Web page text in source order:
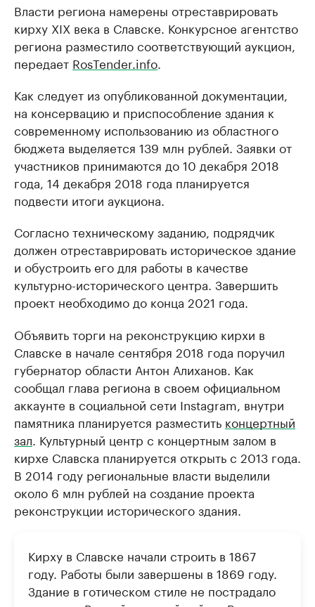
Власти региона намерены отреставрировать
кирху XIX века в Славске. Конкурсное агентство
региона разместило соответствующий аукцион,
передает RosTender.info.
Как следует из опубликованной документации,
на консервацию и приспособление здания к
современному использованию из областного
бюджета выделяется 139 млн рублей. Заявки от
участников принимаются до 10 декабря 2018
года, 14 декабря 2018 года планируется
подвести итоги аукциона.
Согласно техническому заданию, подрядчик
должен отреставрировать историческое здание
и обустроить его для работы в качестве
культурно-исторического центра. Завершить
проект необходимо до конца 2021 года.
Объявить торги на реконструкцию кирхи в
Славске в начале сентября 2018 года поручил
губернатор области Антон Алиханов. Как
сообщал глава региона в своем официальном
аккаунте в социальной сети Instagram, внутри
памятника планируется разместить концертный
зал. Культурный центр с концертным залом в
кирхе Славска планируется открыть с 2013 года.
В 2014 году региональные власти выделили
около 6 млн рублей на создание проекта
реконструкции исторического здания.
Кирху в Славске начали строить в 1867
году. Работы были завершены в 1869 году.
Здание в готическом стиле не пострадало